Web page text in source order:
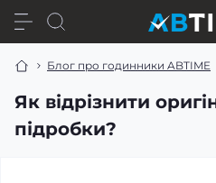
Блог про годинники ABTIME
Як відрізнити
підробки?